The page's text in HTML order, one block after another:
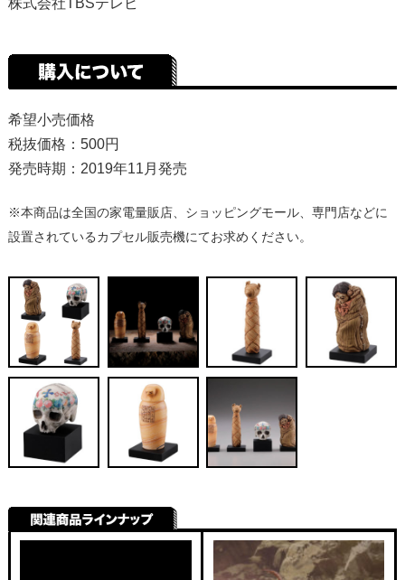
株式会社TBSテレビ
希望小売価格
税抜価格：500円
発売時期：2019年11月発売
※本商品は全国の家電量販店、ショッピングモール、専門店などに
設置されているカプセル販売機にてお求めください。